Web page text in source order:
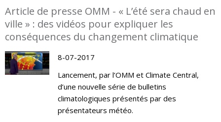
Article de presse OMM - « L’été sera chaud en
ville » : des vidéos pour expliquer les
conséquences du changement climatique
8-07-2017
Lancement, par l’OMM et Climate Central,
d’une nouvelle série de bulletins
climatologiques présentés par des
présentateurs météo.